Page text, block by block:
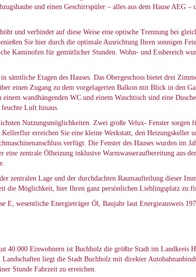
und einen Geschirrspüler – alles aus dem Hause AEG
und verbindet auf diese Weise eine optische Trennung bei
Sie hier durch die optimale Ausrichtung Ihren sonnigen
Kaminofen für gemütlicher Stunden. Wohn- und Essbereich
Etagen des Hauses. Das Obergeschoss bietet drei
einen Zugang zu dem vorgelagerten Balkon mit Blick in den
wandhängenden WC und einem Waschtisch sind eine
feuchte Luft hinaus.
Nutzungsmöglichkeiten. Zwei große Velux- Fenster sorgen
erreichen Sie eine kleine Werkstatt, den Heizungskeller
verfügt. Die Fenster des Hauses wurden im
zentrale Ölheizung inklusive Warmwasseraufbereitung aus
zentralen Lage und der durchdachten Raumaufteilung dieser
die Möglichkeit, hier Ihren ganz persönlichen Lieblingsplatz zu
E, wesentliche Energieträger Öl, Baujahr laut Energieausweis
Einwohnern ist Buchholz die größte Stadt im Landkreis
liegt die Stadt Buchholz mit direkter
Stunde Fahrzeit zu erreichen.